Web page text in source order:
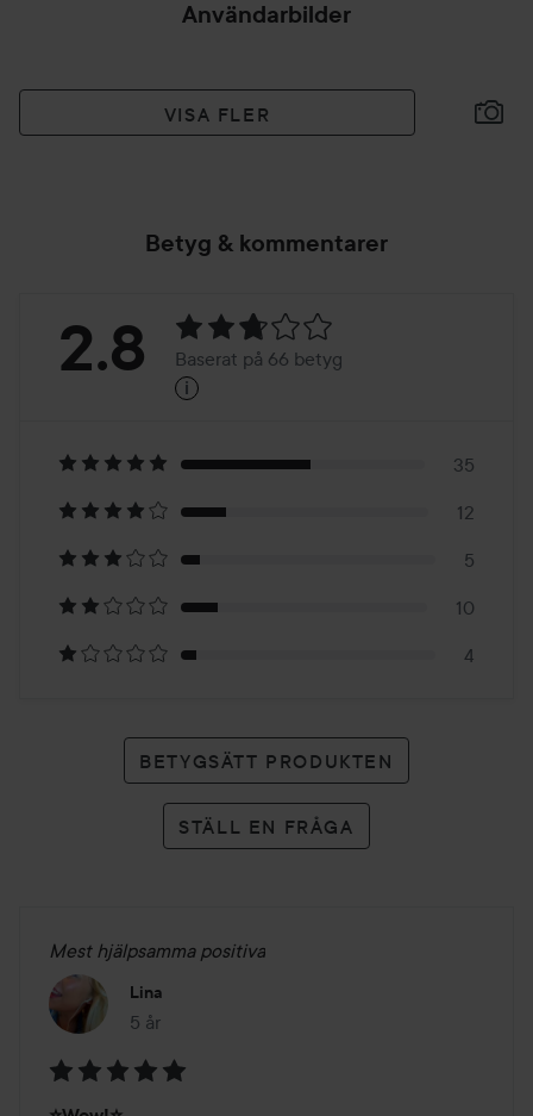
Användarbilder
VISA FLER
Betyg & kommentarer
Betyg:
Baserat
på
66
betyg
2.8 Baserat på 66 betyg
i
35
12
5
10
4
BETYGSÄTT PRODUKTEN
STÄLL EN FRÅGA
Mest hjälpsamma positiva
Lina
5 år
Inlägget skapades 5 år